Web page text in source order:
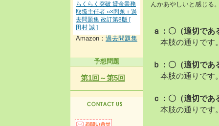
らくらく突破 貸金業務
取扱主任者 ○×問題＋過
去問題集 改訂第8版 [
田村 誠 ]
Amazon： 過去問題集
予想問題
第1回～第5回
んかあやしいと感じる
ａ：〇（適切であ
本肢の通りです
ｂ：〇（適切であ
本肢の通りです
ｃ：〇（適切であ
本肢の通りです